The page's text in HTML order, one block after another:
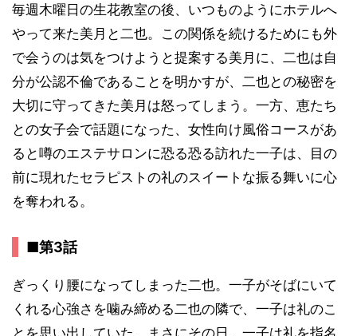
毎週木曜日の生花教室の後、いつものようにホテルへ
やって来た美月と二也。この関係を続けるためにも外
で会うのは気をつけようと提案する美月に、二也は自
分が公認不倫であることを明かすが、二也との秘密を
大切に守ってきた美月は怒ってしまう。一方、恵たち
との女子会で話題になった、女性向け風俗コースがあ
ると噂のエステサロンに恐る恐る訪れた一子は、目の
前に現れたセラピストの礼のスイートな振る舞いに心
を奪われる。
■第3話
ぎっくり腰になってしまった二也。一子がそばにいて
くれる心強さを噛み締める二也の隣で、一子は礼のこ
とを思い出していた。まさにその日、一子は礼を指名